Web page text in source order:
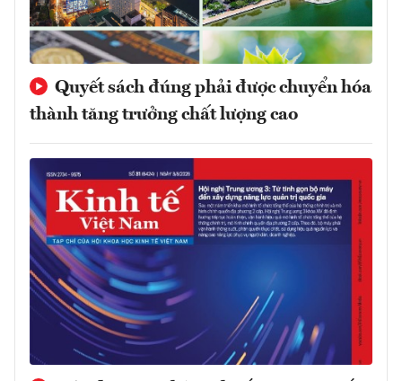
Quyết sách đúng phải được chuyển hóa
thành tăng trưởng chất lượng cao